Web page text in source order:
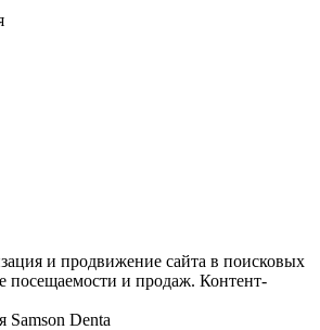
и продвижение сайта в поисковых
посещаемости и продаж. Контент-
Samson Denta